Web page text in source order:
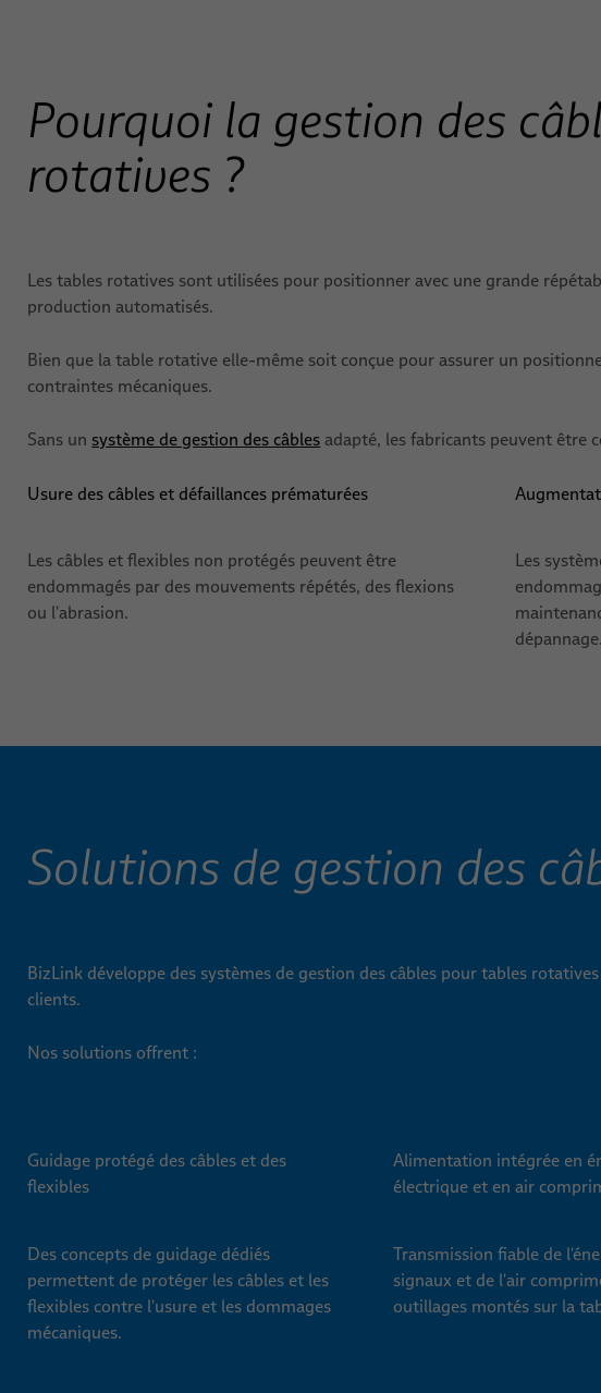
Pourquoi la gestion des
rotatives ?
Les tables rotatives sont utilisées pour positionner avec une grande
production automatisés.
Bien que la table rotative elle-même soit conçue pour assurer un
contraintes mécaniques.
Sans un système de gestion des câbles adapté, les fabricants peuvent être
Usure des câbles et défaillances prématurées
Les câbles et flexibles non protégés peuvent être
endommagés par des mouvements répétés, des flexions
ou l'abrasion.
Les
dépannage.
Solutions de gestion des
BizLink développe des systèmes de gestion des câbles pour tables
clients.
Nos solutions offrent :
Guidage protégé des câbles et des
flexibles
Des concepts de guidage dédiés
permettent de protéger les câbles et les
flexibles contre l'usure et les dommages
mécaniques.
Alimentation intégrée en
électrique et en air
Transmission fiable de
signaux et de l'air
outillages montés sur la